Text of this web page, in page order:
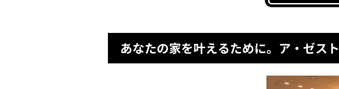
あなたの家を叶えるために。ア・ゼスト